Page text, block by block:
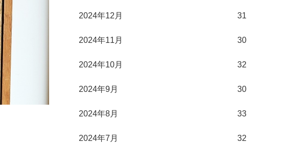
2024年12月 31
2024年11月 30
2024年10月 32
2024年9月 30
2024年8月 33
2024年7月 32